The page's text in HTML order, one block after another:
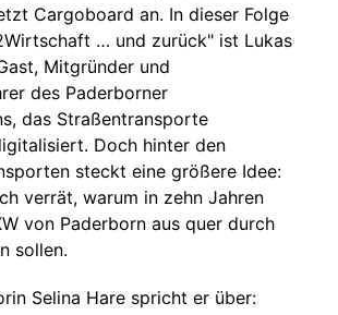
Cargoboard an. In dieser Folge
… und zurück" ist Lukas
Mitgründer und
des Paderborner
das Straßentransporte
Doch hinter den
steckt eine größere Idee:
verrät, warum in zehn Jahren
von Paderborn aus quer durch
sollen.
Selina Hare spricht er über: